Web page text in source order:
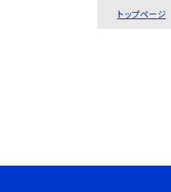
トップページ